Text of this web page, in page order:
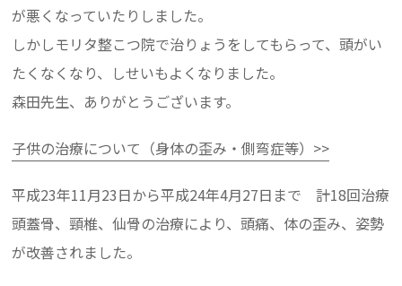
が悪くなっていたりしました。
しかしモリタ整こつ院で治りょうをしてもらって、頭がい
たくなくなり、しせいもよくなりました。
森田先生、ありがとうございます。
子供の治療について（身体の歪み・側弯症等）>>
平成23年11月23日から平成24年4月27日まで 計18回治療
頭蓋骨、頸椎、仙骨の治療により、頭痛、体の歪み、姿勢
が改善されました。